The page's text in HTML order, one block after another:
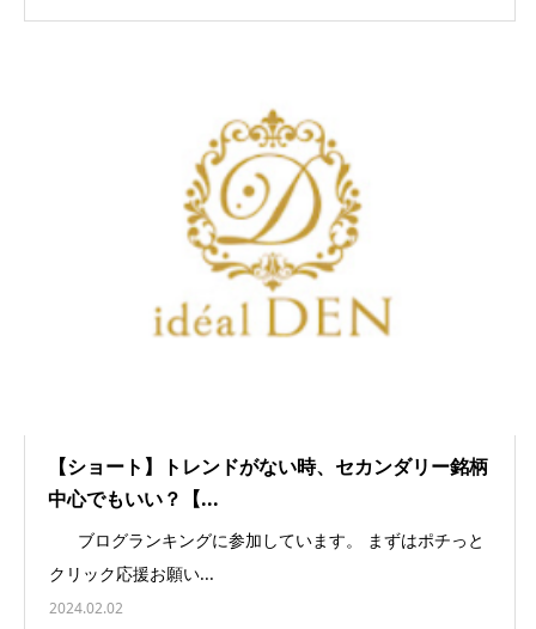
【ショート】トレンドがない時、セカンダリー銘柄
中心でもいい？【...
ブログランキングに参加しています。 まずはポチっと
クリック応援お願い...
2024.02.02